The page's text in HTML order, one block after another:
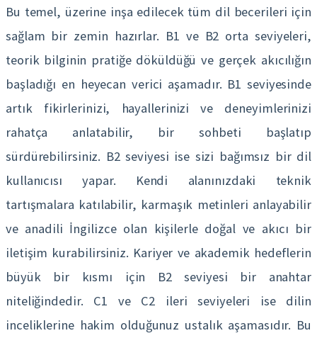
Bu temel, üzerine inşa edilecek tüm dil becerileri için
sağlam bir zemin hazırlar. B1 ve B2 orta seviyeleri,
teorik bilginin pratiğe döküldüğü ve gerçek akıcılığın
başladığı en heyecan verici aşamadır. B1 seviyesinde
artık fikirlerinizi, hayallerinizi ve deneyimlerinizi
rahatça anlatabilir, bir sohbeti başlatıp
sürdürebilirsiniz. B2 seviyesi ise sizi bağımsız bir dil
kullanıcısı yapar. Kendi alanınızdaki teknik
tartışmalara katılabilir, karmaşık metinleri anlayabilir
ve anadili İngilizce olan kişilerle doğal ve akıcı bir
iletişim kurabilirsiniz. Kariyer ve akademik hedeflerin
büyük bir kısmı için B2 seviyesi bir anahtar
niteliğindedir. C1 ve C2 ileri seviyeleri ise dilin
inceliklerine hakim olduğunuz ustalık aşamasıdır. Bu